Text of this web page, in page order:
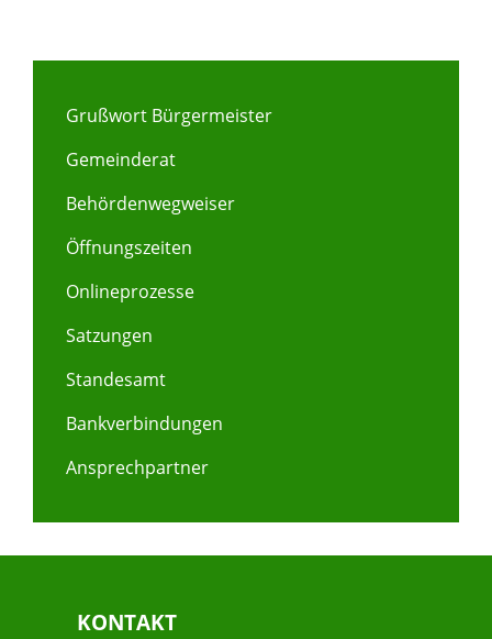
Grußwort Bürgermeister
Gemeinderat
Behördenwegweiser
Öffnungszeiten
Onlineprozesse
Satzungen
Standesamt
Bankverbindungen
Ansprechpartner
KONTAKT